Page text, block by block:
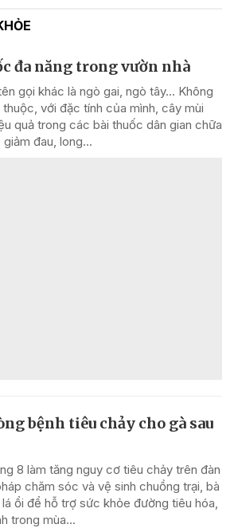
đa năng trong vườn nhà
gọi khác là ngò gai, ngò tây… Không
với đặc tính của mình, cây mùi
quả trong các bài thuốc dân gian chữa
đau, long...
bệnh tiêu chảy cho gà sau
8 làm tăng nguy cơ tiêu chảy trên đàn
chăm sóc và vệ sinh chuồng trại, bà
ổi để hỗ trợ sức khỏe đường tiêu hóa,
trong mùa...